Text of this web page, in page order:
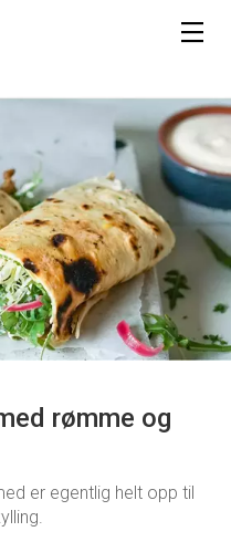
rømme og
er egentlig helt opp til